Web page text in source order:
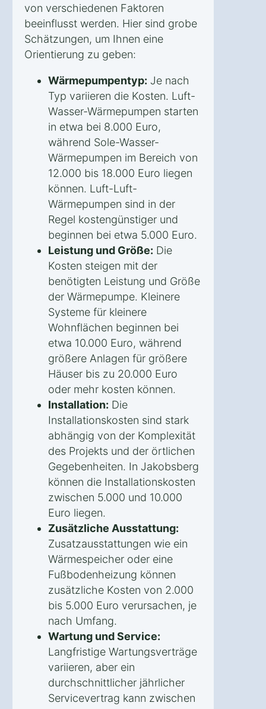
von verschiedenen Faktoren
beeinflusst werden. Hier sind grobe
Schätzungen, um Ihnen eine
Orientierung zu geben:
Wärmepumpentyp: Je nach
Typ variieren die Kosten. Luft-
Wasser-Wärmepumpen starten
in etwa bei 8.000 Euro,
während Sole-Wasser-
Wärmepumpen im Bereich von
12.000 bis 18.000 Euro liegen
können. Luft-Luft-
Wärmepumpen sind in der
Regel kostengünstiger und
beginnen bei etwa 5.000 Euro.
Leistung und Größe: Die
Kosten steigen mit der
benötigten Leistung und Größe
der Wärmepumpe. Kleinere
Systeme für kleinere
Wohnflächen beginnen bei
etwa 10.000 Euro, während
größere Anlagen für größere
Häuser bis zu 20.000 Euro
oder mehr kosten können.
Installation: Die
Installationskosten sind stark
abhängig von der Komplexität
des Projekts und der örtlichen
Gegebenheiten. In Jakobsberg
können die Installationskosten
zwischen 5.000 und 10.000
Euro liegen.
Zusätzliche Ausstattung:
Zusatzausstattungen wie ein
Wärmespeicher oder eine
Fußbodenheizung können
zusätzliche Kosten von 2.000
bis 5.000 Euro verursachen, je
nach Umfang.
Wartung und Service:
Langfristige Wartungsverträge
variieren, aber ein
durchschnittlicher jährlicher
Servicevertrag kann zwischen